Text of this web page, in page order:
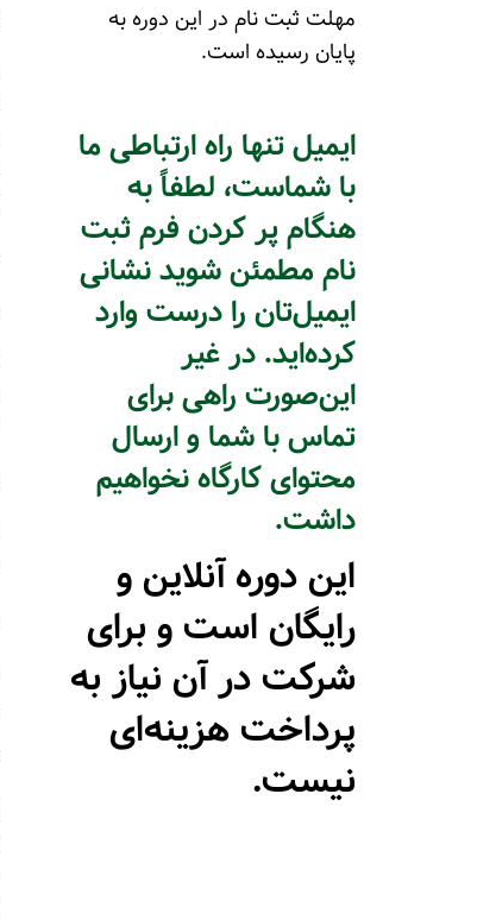
مهلت ثبت نام در این دوره به
پایان رسیده است.
ایمیل تنها راه ارتباطی ما
با شماست، لطفاً به
هنگام پر کردن فرم ثبت
نام مطمئن شوید نشانی
ایمیل‌تان را درست وارد
کرده‌اید. در غیر
این‌صورت راهی برای
تماس با شما و ارسال
محتوای کارگاه نخواهیم
داشت.
این دوره آنلاین و
رایگان است و برای
شرکت در آن نیاز به
پرداخت هزینه‌ای
نیست.